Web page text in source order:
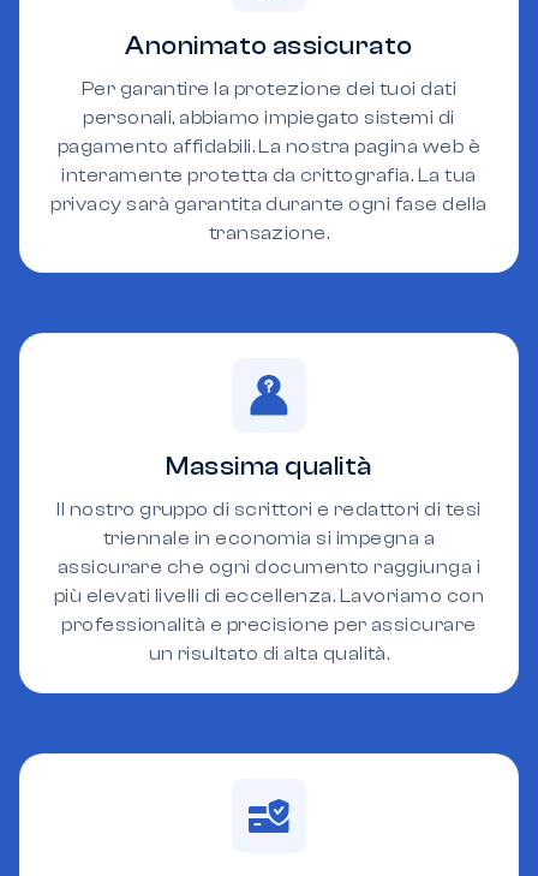
Anonimato assicurato
Per garantire la protezione dei tuoi dati
personali, abbiamo impiegato sistemi di
pagamento affidabili. La nostra pagina web è
interamente protetta da crittografia. La tua
privacy sarà garantita durante ogni fase della
transazione.
Massima qualità
Il nostro gruppo di scrittori e redattori di tesi
triennale in economia si impegna a
assicurare che ogni documento raggiunga i
più elevati livelli di eccellenza. Lavoriamo con
professionalità e precisione per assicurare
un risultato di alta qualità.